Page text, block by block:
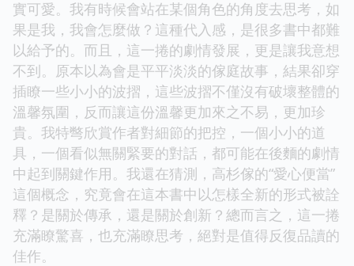
實可愛。我有時候會站在某個角色的角度去思考，如
果是我，我會怎麼做？這種代入感，是很多書中都難
以給予的。而且，這一捲的劇情發展，更是讓我意想
不到。原本以為會是平平淡淡的傢庭故事，結果卻穿
插瞭一些小小的波摺，這些波摺不僅沒有破壞整體的
溫馨氛圍，反而讓這份溫馨更加來之不易，更加珍
貴。我特彆欣賞作者對細節的把控，一個小小的道
具，一個看似無關緊要的對話，都可能在後麵的劇情
中起到關鍵作用。我還在猜測，高杉傢的“愛心便當”
這個概念，究竟會在這本書中以怎樣全新的形式被詮
釋？是關於傳承，還是關於創新？總而言之，這一捲
充滿瞭驚喜，也充滿瞭思考，絕對是值得反復品讀的
佳作。